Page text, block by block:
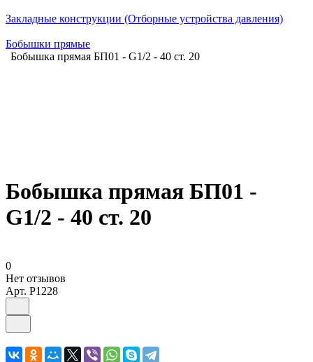
Закладные конструкции (Отборные устройства давления)
Бобышки прямые
Бобышка прямая БП01 - G1/2 - 40 ст. 20
Бобышка прямая БП01 -
G1/2 - 40 ст. 20
0
Нет отзывов
Арт. P1228